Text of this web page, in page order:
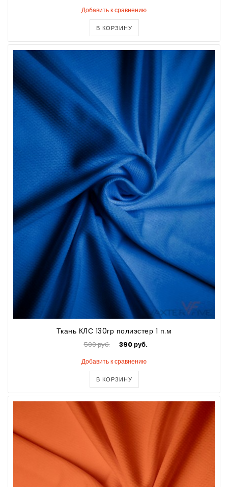
Добавить к сравнению
В КОРЗИНУ
Ткань КЛС 130гр полиэстер 1 п.м
500 руб. 390 руб.
Добавить к сравнению
В КОРЗИНУ